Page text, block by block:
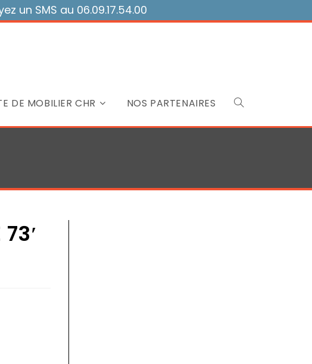
un SMS au 06.09.17.54.00
DE MOBILIER CHR NOS PARTENAIRES Toggle
search